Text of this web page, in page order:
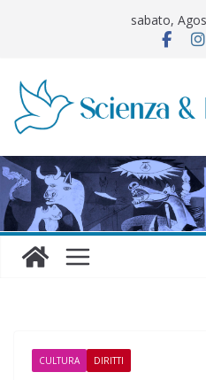
sabato,
CULTURA DIRITTI